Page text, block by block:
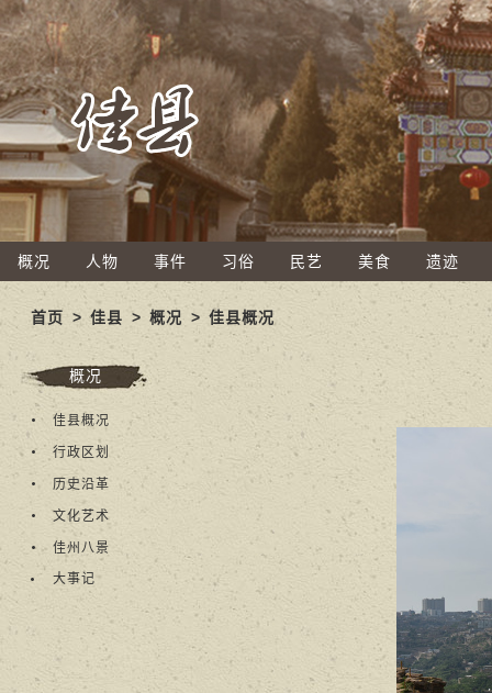
概况 人物 事件 习俗 民艺 美食 遗迹
首页 >佳县 > 概况 > 佳县概况
概况
佳县概况
行政区划
历史沿革
文化艺术
佳州八景
大事记